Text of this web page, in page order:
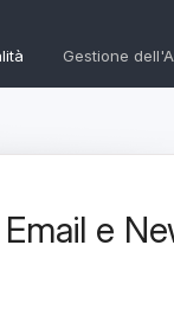
Gestione
e